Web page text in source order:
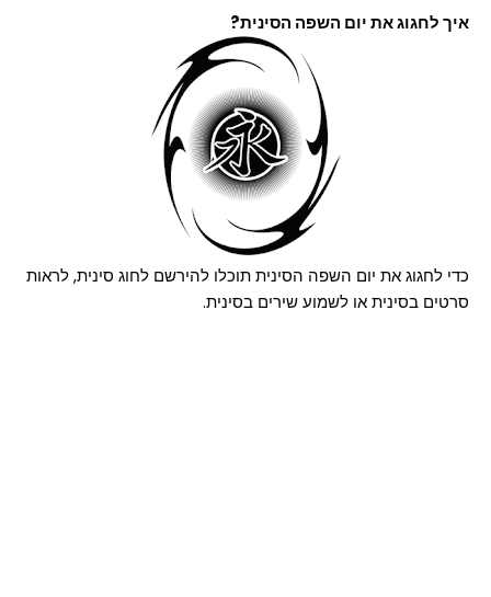
איך לחגוג את יום השפה הסינית?
כדי לחגוג את יום השפה הסינית תוכלו להירשם לחוג סינית, לראות
סרטים בסינית או לשמוע שירים בסינית.